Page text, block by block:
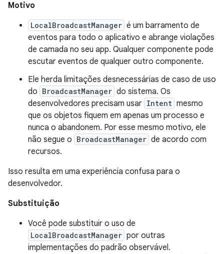
Motivo
LocalBroadcastManager é um barramento de
eventos para todo o aplicativo e abrange violações
de camada no seu app. Qualquer componente pode
escutar eventos de qualquer outro componente.
Ele herda limitações desnecessárias de caso de uso
do BroadcastManager do sistema. Os
desenvolvedores precisam usar Intent mesmo
que os objetos fiquem em apenas um processo e
nunca o abandonem. Por esse mesmo motivo, ele
não segue o BroadcastManager de acordo com
recursos.
Isso resulta em uma experiência confusa para o
desenvolvedor.
Substituição
Você pode substituir o uso de
LocalBroadcastManager por outras
implementações do padrão observável.